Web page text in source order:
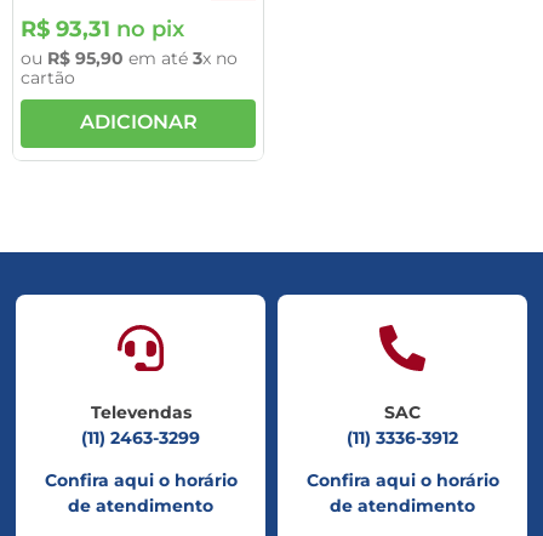
R$ 93,31 no pix
ou R$ 95,90 em até 3x no
cartão
ADICIONAR
Televendas
(11) 2463-3299
Confira aqui o horário
de atendimento
SAC
(11) 3336-3912
Confira aqui o horário
de atendimento